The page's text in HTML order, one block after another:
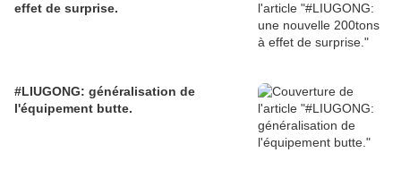
effet de surprise.
#LIUGONG: généralisation de
l'équipement butte.